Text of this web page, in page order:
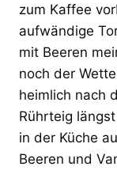
zum Kaffee
aufwändige
mit Beeren
noch der
heimlich nach
Rührteig
in der Küche
Beeren und